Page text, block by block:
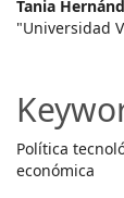
Main
Article
Tania
"Universidad
Política
económica